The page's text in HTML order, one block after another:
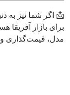
📩 اگر شما نیز به
برای بازار آفریقا
مدل، قیمت‌گذاری و